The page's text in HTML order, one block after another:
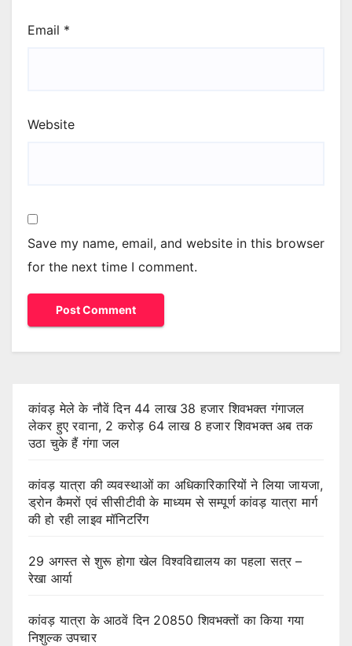
Email *
Website
Save my name, email, and website in this browser
for the next time I comment.
कांवड़ मेले के नौवें दिन 44 लाख 38 हजार शिवभक्त गंगाजल
लेकर हुए रवाना, 2 करोड़ 64 लाख 8 हजार शिवभक्त अब तक
उठा चुके हैं गंगा जल
कांवड़ यात्रा की व्यवस्थाओं का अधिकारिकारियों ने लिया जायजा,
ड्रोन कैमरों एवं सीसीटीवी के माध्यम से सम्पूर्ण कांवड़ यात्रा मार्ग
की हो रही लाइव मॉनिटरिंग
29 अगस्त से शुरू होगा खेल विश्वविद्यालय का पहला सत्र –
रेखा आर्या
कांवड़ यात्रा के आठवें दिन 20850 शिवभक्तों का किया गया
निशुल्क उपचार